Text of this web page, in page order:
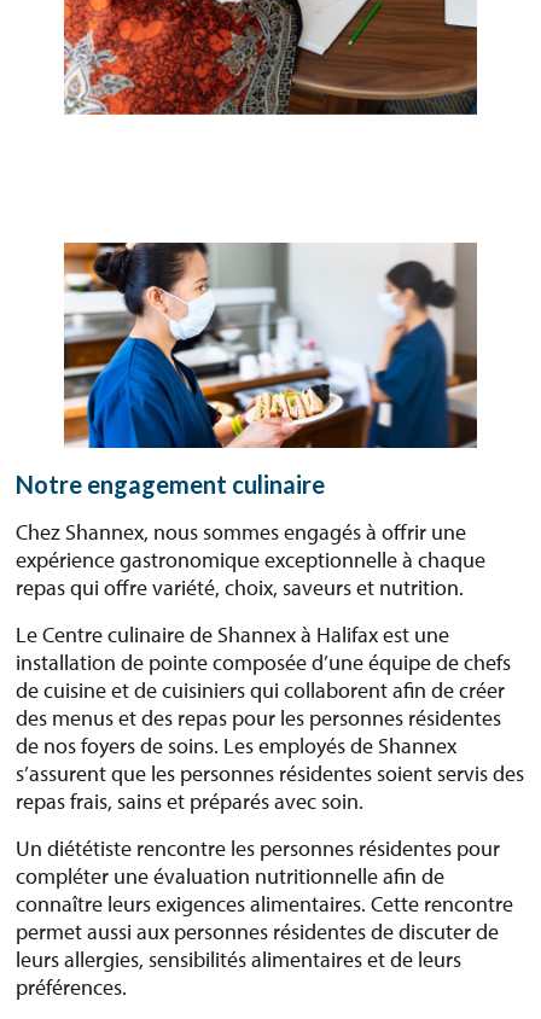
Notre engagement culinaire
Chez Shannex, nous sommes engagés à offrir une
expérience gastronomique exceptionnelle à chaque
repas qui offre variété, choix, saveurs et nutrition.
Le Centre culinaire de Shannex à Halifax est une
installation de pointe composée d’une équipe de chefs
de cuisine et de cuisiniers qui collaborent afin de créer
des menus et des repas pour les personnes résidentes
de nos foyers de soins. Les employés de Shannex
s’assurent que les personnes résidentes soient servis des
repas frais, sains et préparés avec soin.
Un diététiste rencontre les personnes résidentes pour
compléter une évaluation nutritionnelle afin de
connaître leurs exigences alimentaires. Cette rencontre
permet aussi aux personnes résidentes de discuter de
leurs allergies, sensibilités alimentaires et de leurs
préférences.